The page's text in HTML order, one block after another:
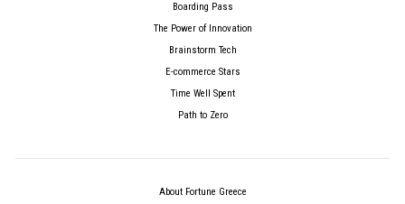
Boarding Pass
The Power of Innovation
Brainstorm Tech
E-commerce Stars
Time Well Spent
Path to Zero
About Fortune Greece